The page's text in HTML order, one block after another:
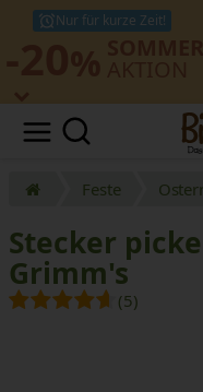
Nur für kurze Zeit!
Feste
Stecker
Grimm's
(5)